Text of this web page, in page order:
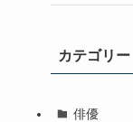
カテゴリー
俳優